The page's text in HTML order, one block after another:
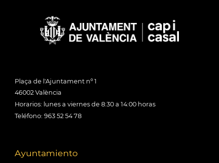
Plaça de l'Ajuntament nº 1
46002 València
Horarios: lunes a viernes de 8:30 a 14:00 horas
Teléfono: 963 52 54 78
Ayuntamiento